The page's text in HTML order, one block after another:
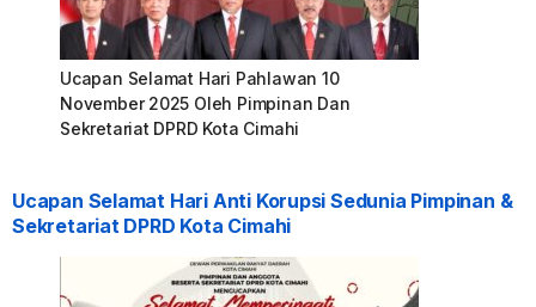
Ucapan Selamat Hari Pahlawan 10
November 2025 Oleh Pimpinan Dan
Sekretariat DPRD Kota Cimahi
Ucapan Selamat Hari Anti Korupsi Sedunia Pimpinan &
Sekretariat DPRD Kota Cimahi